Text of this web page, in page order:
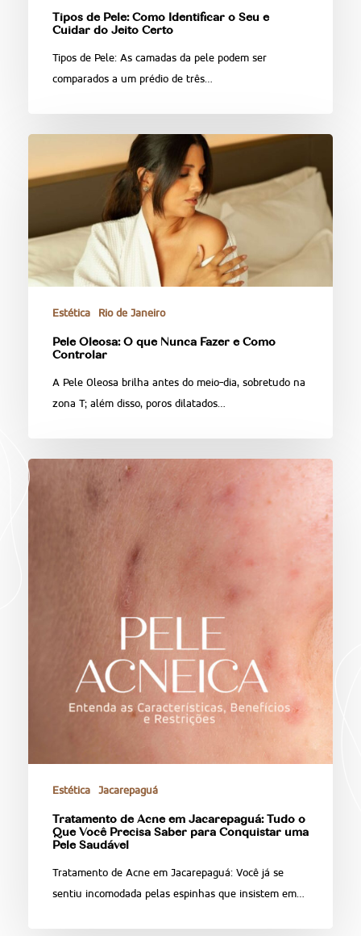
Tipos de Pele: Como Identificar o Seu e
Cuidar do Jeito Certo
Tipos de Pele: As camadas da pele podem ser
comparados a um prédio de três…
Estética Rio de Janeiro
Pele Oleosa: O que Nunca Fazer e Como
Controlar
A Pele Oleosa brilha antes do meio-dia, sobretudo na
zona T; além disso, poros dilatados…
Estética Jacarepaguá
Tratamento de Acne em Jacarepaguá: Tudo o
Que Você Precisa Saber para Conquistar uma
Pele Saudável
Tratamento de Acne em Jacarepaguá: Você já se
sentiu incomodada pelas espinhas que insistem em…